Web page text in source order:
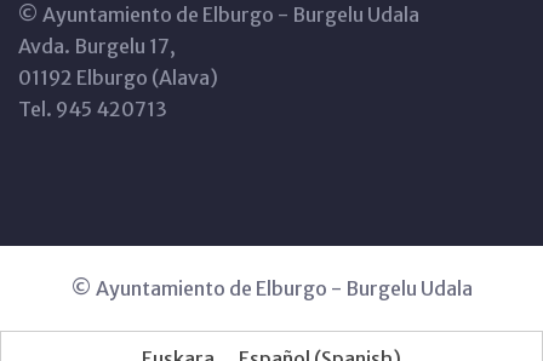
© Ayuntamiento de Elburgo - Burgelu Udala
Avda. Burgelu 17,
01192 Elburgo (Alava)
Tel. 945 420713
© Ayuntamiento de Elburgo - Burgelu Udala